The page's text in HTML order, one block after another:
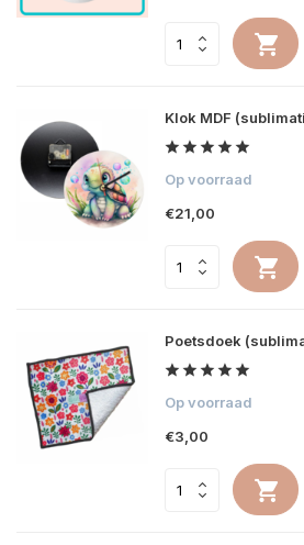
Klok MDF
Op voorraad
€21,00
Poetsdoek
Op voorraad
€3,00